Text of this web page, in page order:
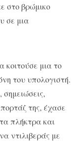
στο βρώμικο
σε μια
κοιτούσε μια το
του υπολογιστή.
της, έχασε
πλήκτρα και
ντιλιβεράς με